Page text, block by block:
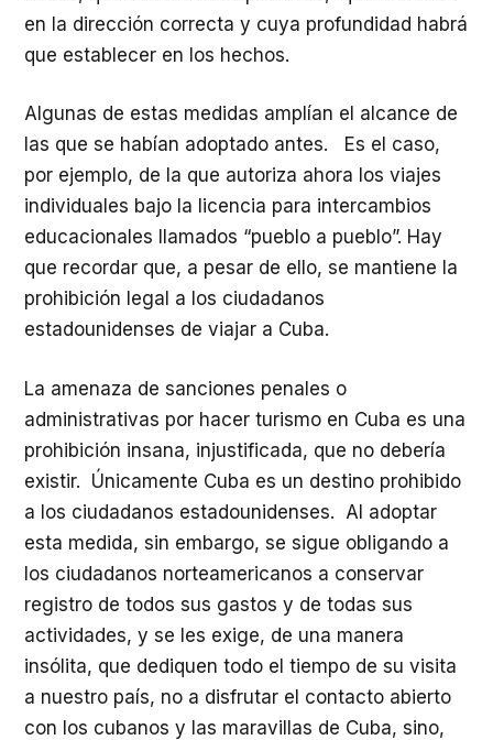
en la dirección correcta y cuya profundidad habrá
que establecer en los hechos.
Algunas de estas medidas amplían el alcance de
las que se habían adoptado antes. Es el caso,
por ejemplo, de la que autoriza ahora los viajes
individuales bajo la licencia para intercambios
educacionales llamados “pueblo a pueblo”. Hay
que recordar que, a pesar de ello, se mantiene la
prohibición legal a los ciudadanos
estadounidenses de viajar a Cuba.
La amenaza de sanciones penales o
administrativas por hacer turismo en Cuba es una
prohibición insana, injustificada, que no debería
existir. Únicamente Cuba es un destino prohibido
a los ciudadanos estadounidenses. Al adoptar
esta medida, sin embargo, se sigue obligando a
los ciudadanos norteamericanos a conservar
registro de todos sus gastos y de todas sus
actividades, y se les exige, de una manera
insólita, que dediquen todo el tiempo de su visita
a nuestro país, no a disfrutar el contacto abierto
con los cubanos y las maravillas de Cuba, sino,